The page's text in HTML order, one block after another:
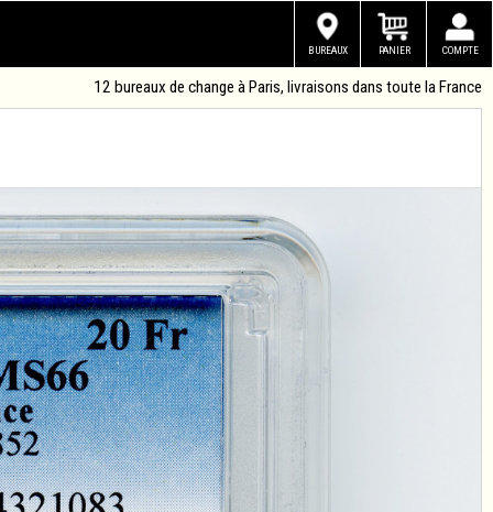
COMPTE
PANIER
BUREAUX
12 bureaux de change à Paris, livraisons dans toute la France